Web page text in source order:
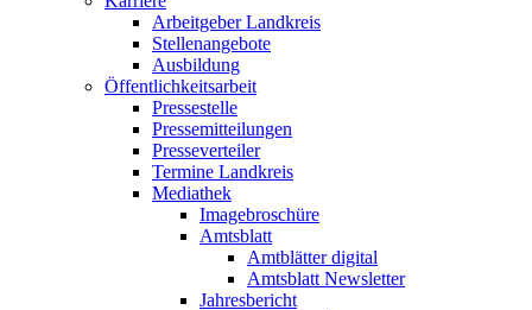
Arbeitgeber Landkreis
Stellenangebote
Ausbildung
Öffentlichkeitsarbeit
Pressestelle
Pressemitteilungen
Presseverteiler
Termine Landkreis
Mediathek
Imagebroschüre
Amtsblatt
Amtblätter digital
Amtsblatt Newsletter
Jahresbericht